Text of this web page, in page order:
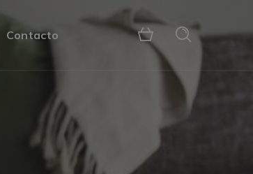
Contacto